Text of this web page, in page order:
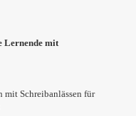
Lernende mit
mit Schreibanlässen für